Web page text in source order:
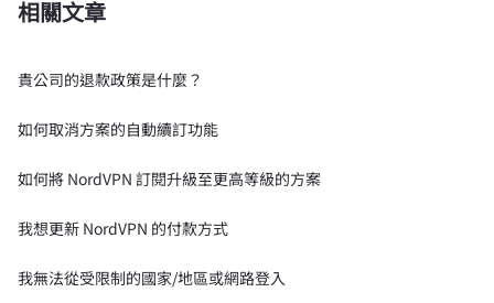
相關文章
貴公司的退款政策是什麼？
如何取消方案的自動續訂功能
如何將 NordVPN 訂閱升級至更高等級的方案
我想更新 NordVPN 的付款方式
我無法從受限制的國家/地區或網路登入